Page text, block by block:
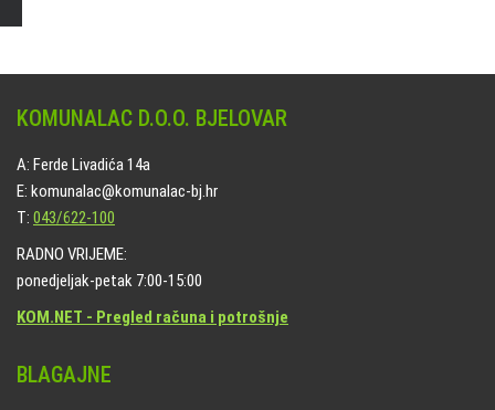
KOMUNALAC D.O.O. BJELOVAR
A: Ferde Livadića 14a
E: komunalac@komunalac-bj.hr
T: 043/622-100
RADNO VRIJEME:
ponedjeljak-petak 7:00-15:00
KOM.NET - Pregled računa i potrošnje
BLAGAJNE